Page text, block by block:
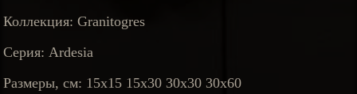
Коллекция: Granitogres
Серия: Ardesia
Размеры, см: 15x15 15x30 30x30 30x60